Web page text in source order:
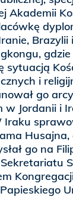
Akademii
sytuacją
i
go
w Jordanii i
Iraku
go na